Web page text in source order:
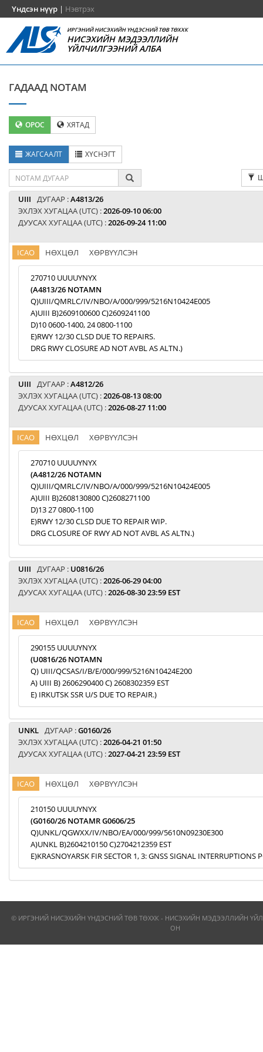
Үндсэн нүүр | Нэвтрэх
ИРГЭНИЙ НИСЭХИЙН ҮНДЭСНИЙ ТӨВ ТӨХХК
НИСЭХИЙН МЭДЭЭЛЛИЙН
ҮЙЛЧИЛГЭЭНИЙ АЛБА
ГАДААД NOTAM
ОРОС ХЯТАД
ЖАГСААЛТ ХҮСНЭГТ
UIII ДУГААР :A4813/26
ЭХЛЭХ ХУГАЦАА (UTC) :2026-09-10 06:00
ДУУСАХ ХУГАЦАА (UTC) :2026-09-24 11:00
ICAO НӨХЦӨЛ ХӨРВҮҮЛСЭН
270710 UUUUYNYX
(A4813/26 NOTAMN
Q)UIII/QMRLC/IV/NBO/A/000/999/5216N10424E005
A)UIII B)2609100600 C)2609241100
D)10 0600-1400, 24 0800-1100
E)RWY 12/30 CLSD DUE TO REPAIRS.
DRG RWY CLOSURE AD NOT AVBL AS ALTN.)
UIII ДУГААР :A4812/26
ЭХЛЭХ ХУГАЦАА (UTC) :2026-08-13 08:00
ДУУСАХ ХУГАЦАА (UTC) :2026-08-27 11:00
ICAO НӨХЦӨЛ ХӨРВҮҮЛСЭН
270710 UUUUYNYX
(A4812/26 NOTAMN
Q)UIII/QMRLC/IV/NBO/A/000/999/5216N10424E005
A)UIII B)2608130800 C)2608271100
D)13 27 0800-1100
E)RWY 12/30 CLSD DUE TO REPAIR WIP.
DRG CLOSURE OF RWY AD NOT AVBL AS ALTN.)
UIII ДУГААР : U0816/26
ЭХЛЭХ ХУГАЦАА (UTC) :2026-06-29 04:00
ДУУСАХ ХУГАЦАА (UTC) :2026-08-30 23:59 EST
ICAO НӨХЦӨЛ ХӨРВҮҮЛСЭН
290155 UUUUYNYX
(U0816/26 NOTAMN
Q) UIII/QCSAS/I/B/E/000/999/5216N10424E200
A) UIII B) 2606290400 C) 2608302359 EST
E) IRKUTSK SSR U/S DUE TO REPAIR.)
UNKL ДУГААР :G0160/26
ЭХЛЭХ ХУГАЦАА (UTC) :2026-04-21 01:50
ДУУСАХ ХУГАЦАА (UTC) :2027-04-21 23:59 EST
ICAO НӨХЦӨЛ ХӨРВҮҮЛСЭН
210150 UUUUYNYX
(G0160/26 NOTAMR G0606/25
Q)UNKL/QGWXX/IV/NBO/EA/000/999/5610N09230E300
A)UNKL B)2604210150 C)2704212359 EST
E)KRASNOYARSK FIR SECTOR 1, 3: GNSS SIGNAL INTERRUPTIONS
© ИРГЭНИЙ НИСЭХИЙН ҮНДЭСНИЙ ТӨВ ТӨХХК - НИСЭХИЙН МЭДЭЭЛЛИЙН
ОН